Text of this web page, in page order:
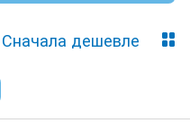
Сначала дешевле